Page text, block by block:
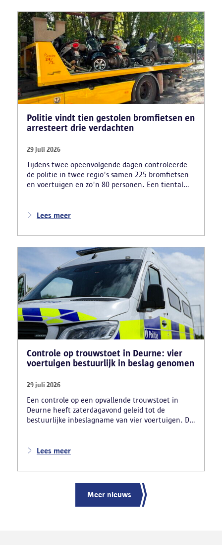
Politie vindt tien gestolen bromfietsen en
arresteert drie verdachten
29 juli 2026
Tijdens twee opeenvolgende dagen controleerde
de politie in twee regio's samen 225 bromfietsen
en voertuigen en zo'n 80 personen. Een tiental
beslag genomen. Daarnaast arresteerde de politie
motorblokken en inbrekersmateriaal gevonden.
Lees meer
Controle op trouwstoet in Deurne: vier
voertuigen bestuurlijk in beslag genomen
29 juli 2026
Een controle op een opvallende trouwstoet in
Deurne heeft zaterdagavond geleid tot de
bestuurlijke inbeslagname van vier voertuigen. De
nadat meerdere weggebruikers melding hadden
ernstige verkeershinder die dat als gevolg had.
Lees meer
Meer nieuws